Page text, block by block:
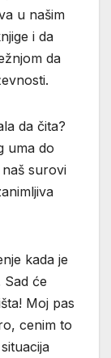
u našim
i da
da
da čita?
uma do
surovi
kada je
Sad će
Moj pas
cenim to